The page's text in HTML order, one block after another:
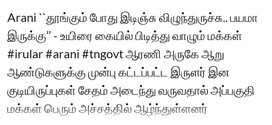
Arani ``தூங்கும் போது இடிஞ்சு விழுந்துருச்சு.. பயமா
இருக்கு’’ - உயிரை கையில் பிடித்து வாழும் மக்கள்
#irular #arani #tngovt ஆரணி அருகே ஆறு
ஆண்டுகளுக்கு முன்பு கட்டப்பட்ட இருளர் இன
குடியிருப்புகள் சேதம் அடைந்து வருவதால் அப்பகுதி
மக்கள் பெரும் அச்சத்தில் ஆழ்ந்துள்ளனர்